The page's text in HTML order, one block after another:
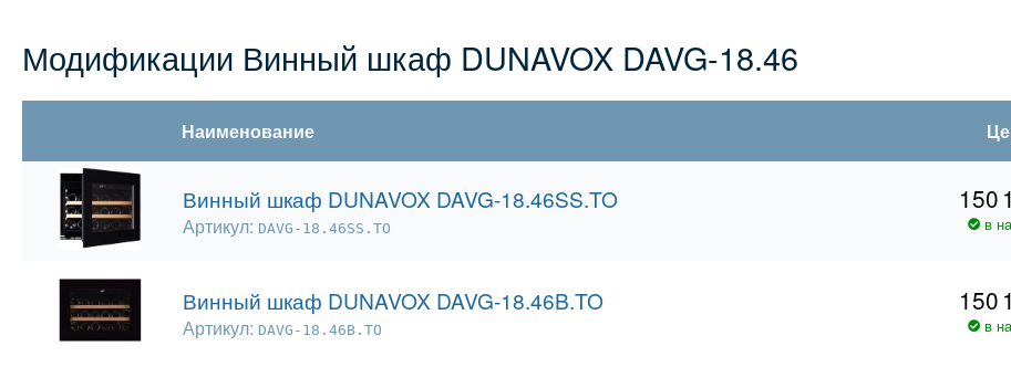
Модификации Винный шкаф DUNAVOX DAVG-18.46
Наименование
Винный шкаф DUNAVOX DAVG-18.46SS.TO
Артикул: DAVG-18.46SS.TO
150
в
Винный шкаф DUNAVOX DAVG-18.46B.TO
Артикул: DAVG-18.46B.TO
150
в